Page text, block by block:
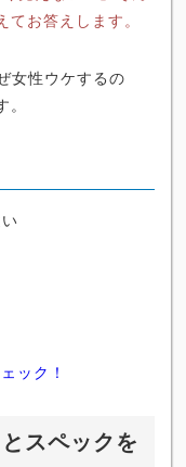
お答えします。
女性ウケするの
ック！
スペックを